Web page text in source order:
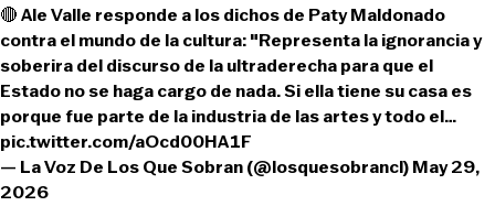
🔴 Ale Valle responde a los dichos de Paty Maldonado
contra el mundo de la cultura: "Representa la ignorancia y
soberira del discurso de la ultraderecha para que el
Estado no se haga cargo de nada. Si ella tiene su casa es
porque fue parte de la industria de las artes y todo el…
pic.twitter.com/aOcd00HA1F
— La Voz De Los Que Sobran (@losquesobrancl)May 29,
2026